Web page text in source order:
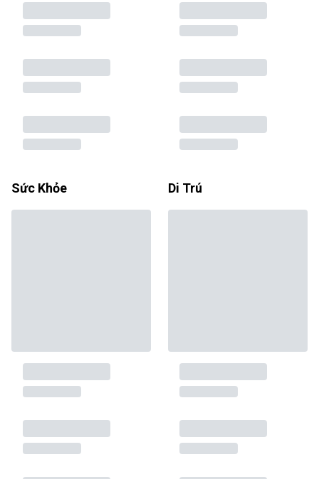
Sức Khỏe Di Trú